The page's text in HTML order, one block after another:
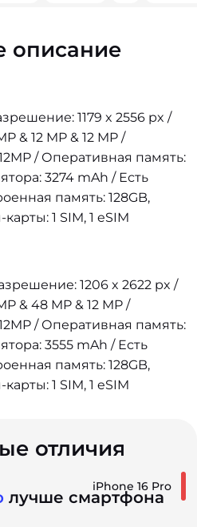
описание
1179 x 2556 px /
& 12 MP & 12 MP /
/ Оперативная память:
3274 mAh / Есть
память: 128GB,
1 SIM, 1 eSIM
1206 x 2622 px /
& 48 MP & 12 MP /
/ Оперативная память:
3555 mAh / Есть
память: 128GB,
1 SIM, 1 eSIM
отличия
iPhone 16 Pro
лучше смартфона